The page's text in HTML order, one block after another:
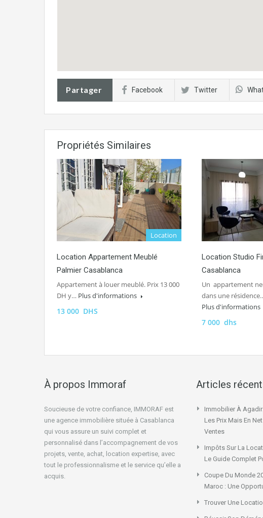
Partager Facebook Twitter
Propriétés Similaires
Location
Location Appartement Meublé
Palmier Casablanca
Appartement à louer meublé. Prix 13 000
DH y… Plus d'informations
13 000 DHS
Location Studio
Casablanca
Un appartement
dans une
Plus d'informations
7 000 dhs
À propos Immoraf
Soucieuse de votre confiance, IMMORAF est
une agence immobilière située à Casablanca
qui vous assure un suivi complet et
personnalisé dans l’accompagnement de vos
projets, vente, achat, location expertise, avec
tout le professionnalisme et le service qu’elle a
acquis.
Articles
Immobilier À
Les Prix Mais En
Ventes
Impôts Sur La
Le Guide Complet
Coupe Du Monde
Maroc : Une
Trouver Une